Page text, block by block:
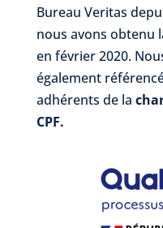
Bureau Veritas
nous avons obtenu
en février 2020.
également
adhérents de la
CPF.